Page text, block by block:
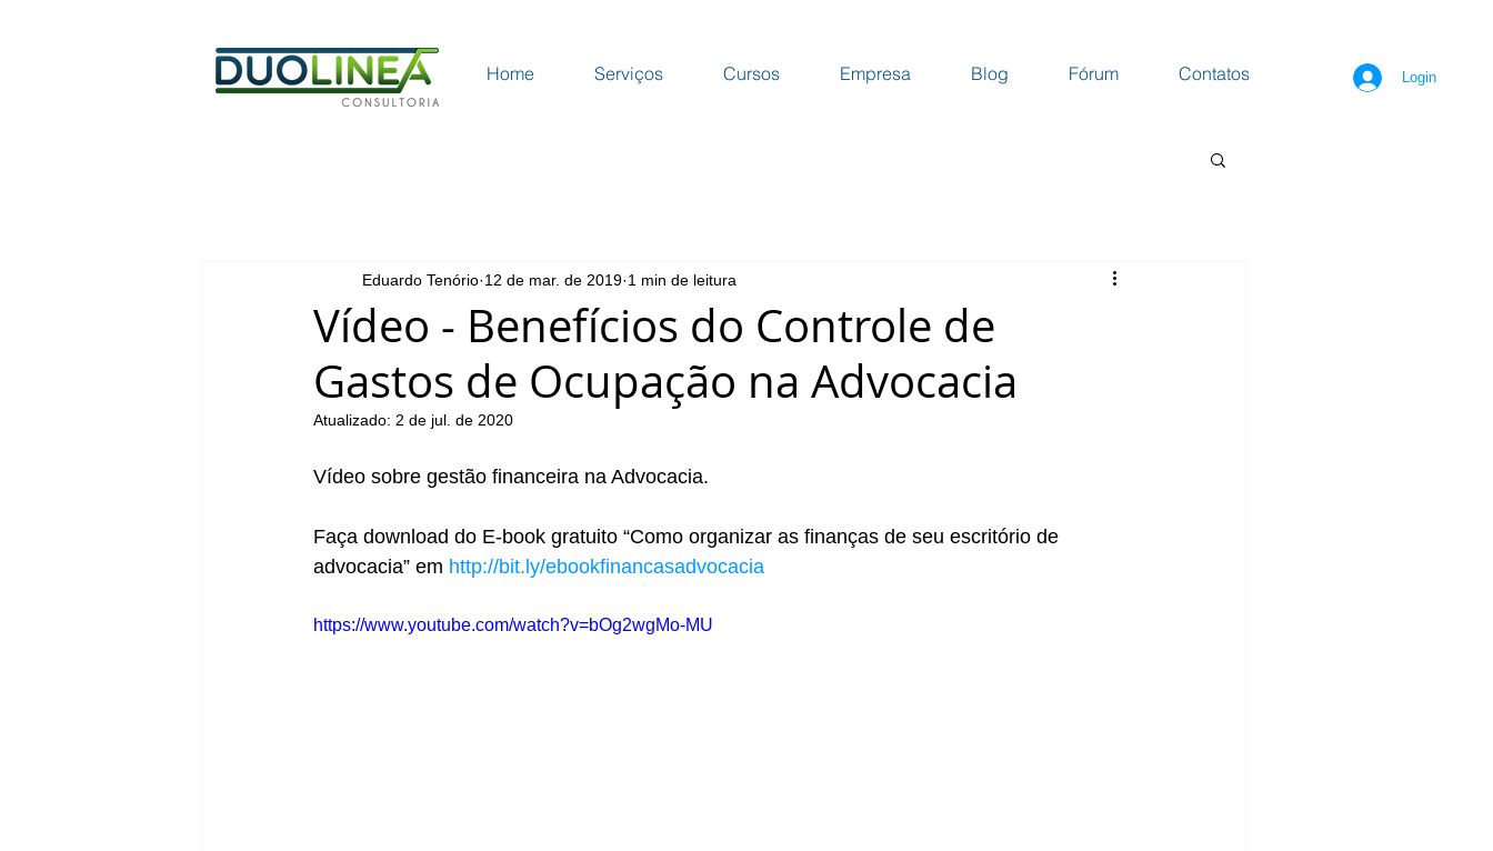
Home Serviços Cursos Empresa Blog Fórum Contatos Login
Vídeo - Benefícios do Controle de
Gastos de Ocupação na Advocacia
Eduardo Tenório 12 de mar. de 2019 1 min de leitura
Atualizado: 2 de jul. de 2020
Vídeo sobre gestão financeira na Advocacia.
Faça download do E-book gratuito “Como organizar as finanças de seu escritório de
advocacia” em http://bit.ly/ebookfinancasadvocacia
https://www.youtube.com/watch?v=bOg2wgMo-MU